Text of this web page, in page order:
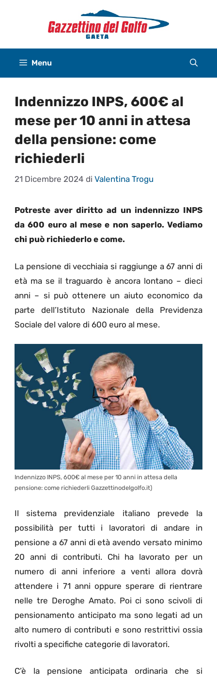
Menu
Indennizzo INPS, 600€ al
mese per 10 anni in attesa
della pensione: come
richiederli
21 Dicembre 2024 di Valentina Trogu
Potreste aver diritto ad un indennizzo INPS
da 600 euro al mese e non saperlo. Vediamo
chi può richiederlo e come.
La pensione di vecchiaia si raggiunge a 67 anni di
età ma se il traguardo è ancora lontano – dieci
anni – si può ottenere un aiuto economico da
parte dell’Istituto Nazionale della Previdenza
Sociale del valore di 600 euro al mese.
Indennizzo INPS, 600€ al mese per 10 anni in attesa della
pensione: come richiederli Gazzettinodelgolfo.it)
Il sistema previdenziale italiano prevede la
possibilità per tutti i lavoratori di andare in
pensione a 67 anni di età avendo versato minimo
20 anni di contributi. Chi ha lavorato per un
numero di anni inferiore a venti allora dovrà
attendere i 71 anni oppure sperare di rientrare
nelle tre Deroghe Amato. Poi ci sono scivoli di
pensionamento anticipato ma sono legati ad un
alto numero di contributi e sono restrittivi ossia
rivolti a specifiche categorie di lavoratori.
C’è la pensione anticipata ordinaria che si